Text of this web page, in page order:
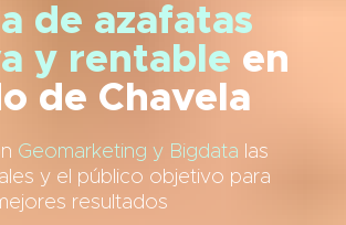
de azafatas
y rentable en
de Chavela
Geomarketing y Bigdata las
y el público objetivo para
resultados